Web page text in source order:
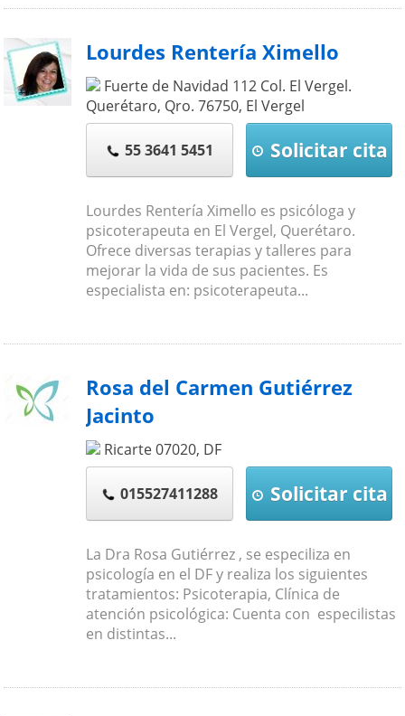
Lourdes Rentería Ximello
Fuerte de Navidad 112 Col. El Vergel.
Querétaro, Qro. 76750, El Vergel
55 3641 5451 Solicitar cita
Lourdes Rentería Ximello es psicóloga y
psicoterapeuta en El Vergel, Querétaro.
Ofrece diversas terapias y talleres para
mejorar la vida de sus pacientes. Es
especialista en: psicoterapeuta...
Rosa del Carmen Gutiérrez
Jacinto
Ricarte 07020, DF
015527411288 Solicitar cita
La Dra Rosa Gutiérrez , se especiliza en
psicología en el DF y realiza los siguientes
tratamientos: Psicoterapia, Clínica de
atención psicológica: Cuenta con especilistas
en distintas...